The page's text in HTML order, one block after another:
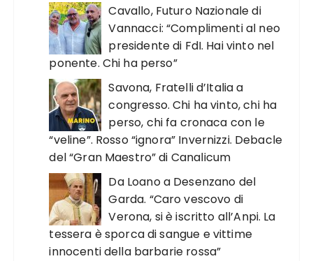
Cavallo, Futuro Nazionale di
Vannacci: “Complimenti al neo
presidente di FdI. Hai vinto nel
ponente. Chi ha perso”
Savona, Fratelli d’Italia a
congresso. Chi ha vinto, chi ha
perso, chi fa cronaca con le
“veline”. Rosso “ignora” Invernizzi. Debacle
del “Gran Maestro” di Canalicum
Da Loano a Desenzano del
Garda. “Caro vescovo di
Verona, si è iscritto all’Anpi. La
tessera è sporca di sangue e vittime
innocenti della barbarie rossa”